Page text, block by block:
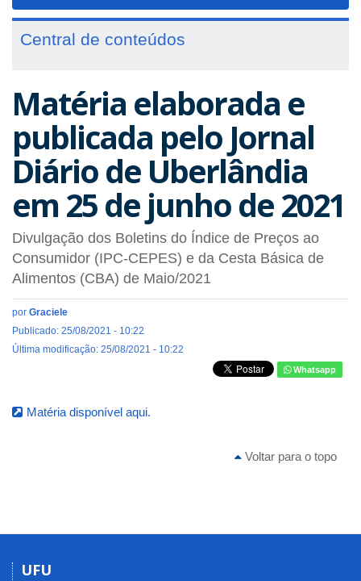
Central de conteúdos
Matéria elaborada e
publicada pelo Jornal
Diário de Uberlândia
em 25 de junho de 2021
Divulgação dos Boletins do Índice de Preços ao
Consumidor (IPC-CEPES) e da Cesta Básica de
Alimentos (CBA) de Maio/2021
por Graciele
Publicado: 25/08/2021 - 10:22
Última modificação: 25/08/2021 - 10:22
Whatsapp
Matéria disponível aqui.
Voltar para o topo
UFU